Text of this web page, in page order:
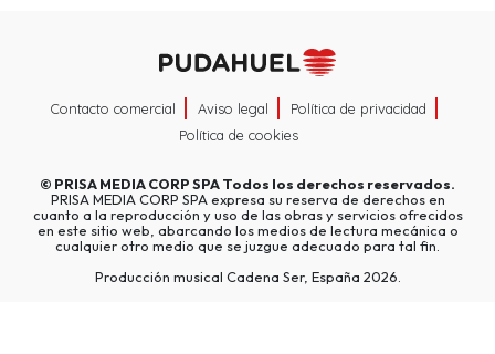
Contacto comercial Aviso legal
Política de privacidad
Política de cookies
© PRISA MEDIA CORP SPATodos los derechos reservados.
PRISA MEDIA CORP SPA expresa su reserva de derechos en
cuanto a la reproducción y uso de las obras y servicios ofrecidos
en este sitio web, abarcando los medios de lectura mecánica o
cualquier otro medio que se juzgue adecuado para tal fin.
Producción musical Cadena Ser, España 2026.